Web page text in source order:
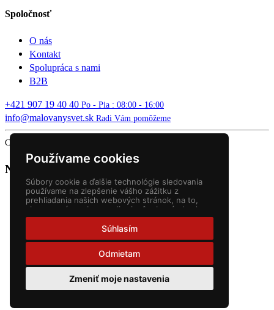
Používame cookies
Súbory cookie a ďalšie technológie sledovania
používame na zlepšenie vášho zážitku z
prehliadania našich webových stránok, na to,
aby sme vám zobrazovali prispôsobený obsah a
cielené reklamy, na analýzu návštevnosti našich
webových stránok a na pochopenie toho, odkiaľ
naši návštevníci prichádzajú.
Súhlasím
Odmietam
Zmeniť moje nastavenia
Spoločnosť
O nás
Kontakt
Spolupráca s nami
B2B
+421 907 19 40 40 Po - Pia : 08:00 - 16:00
info@malovanysvet.sk Radi Vám pomôžeme
Copyright © 2026 MALOVANÝ SVET. All rights reserved.
Nákupný košík